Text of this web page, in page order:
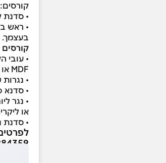
קורסים:
• סדנת קירות -
בעצמך.
MDF או סנדויץ'.
•
• סדנא
• נגר
או
• סדנת